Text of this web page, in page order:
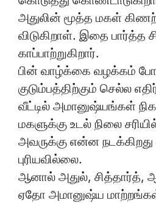
அதுலின் மூத்த மகள்
விடுகிறாள். இதை பார்த்த
காப்பாற்றுகிறார்.
பின் வாழ்க்கை வழக்கம்
குடும்பத்திற்கும் செல்ல
வீட்டில் அமானுஷ்யங்கள்
மகளுக்கு உடல் நிலை
அவருக்கு என்ன நடக்கிறது
புரியவில்லை.
ஆனால் அதுல், சித்தார்த்,
ஏதோ அமானுஷ்ய